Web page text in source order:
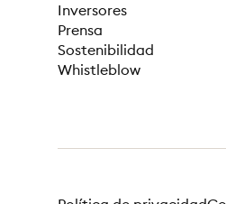
Inversores
Prensa
Sostenibilidad
Whistleblow